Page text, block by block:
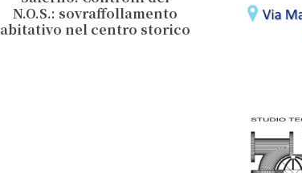
N.O.S.: sovraffollamento
abitativo nel centro storico